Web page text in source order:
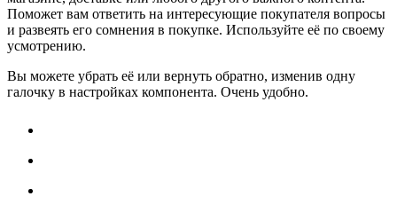
Поможет вам ответить на интересующие покупателя вопросы
и развеять его сомнения в покупке. Используйте её по своему
усмотрению.
Вы можете убрать её или вернуть обратно, изменив одну
галочку в настройках компонента. Очень удобно.